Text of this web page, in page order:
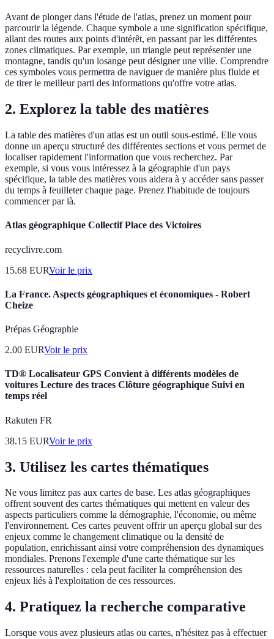
Avant de plonger dans l'étude de l'atlas, prenez un moment pour
parcourir la légende. Chaque symbole a une signification spécifique,
allant des routes aux points d'intérêt, en passant par les différentes
zones climatiques. Par exemple, un triangle peut représenter une
montagne, tandis qu'un losange peut désigner une ville. Comprendre
ces symboles vous permettra de naviguer de manière plus fluide et
de tirer le meilleur parti des informations qu'offre votre atlas.
2. Explorez la table des matières
La table des matières d'un atlas est un outil sous-estimé. Elle vous
donne un aperçu structuré des différentes sections et vous permet de
localiser rapidement l'information que vous recherchez. Par
exemple, si vous vous intéressez à la géographie d'un pays
spécifique, la table des matières vous aidera à y accéder sans passer
du temps à feuilleter chaque page. Prenez l'habitude de toujours
commencer par là.
Atlas géographique Collectif Place des Victoires
recyclivre.com
15.68 EURVoir le prix
La France. Aspects géographiques et économiques - Robert
Cheize
Prépas Géographie
2.00 EURVoir le prix
TD® Localisateur GPS Convient à différents modèles de
voitures Lecture des traces Clôture géographique Suivi en
temps réel
Rakuten FR
38.15 EURVoir le prix
3. Utilisez les cartes thématiques
Ne vous limitez pas aux cartes de base. Les atlas géographiques
offrent souvent des cartes thématiques qui mettent en valeur des
aspects particuliers comme la démographie, l'économie, ou même
l'environnement. Ces cartes peuvent offrir un aperçu global sur des
enjeux comme le changement climatique ou la densité de
population, enrichissant ainsi votre compréhension des dynamiques
mondiales. Prenons l'exemple d'une carte thématique sur les
ressources naturelles : cela peut faciliter la compréhension des
enjeux liés à l'exploitation de ces ressources.
4. Pratiquez la recherche comparative
Lorsque vous avez plusieurs atlas ou cartes, n'hésitez pas à effectuer